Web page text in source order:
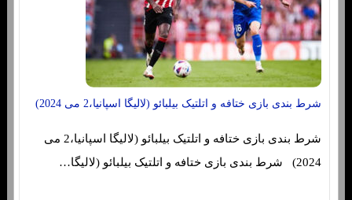
شرط بندی بازی ختافه و اتلتیک بیلبائو (لالیگا اسپانیا،2 می 2024)
شرط بندی بازی ختافه و اتلتیک بیلبائو (لالیگا اسپانیا،2 می
2024) شرط بندی بازی ختافه و اتلتیک بیلبائو (لالیگا…